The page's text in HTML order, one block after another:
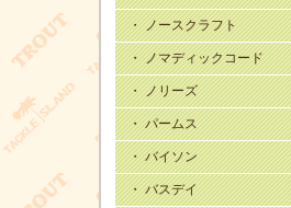
・ ノースクラフト
・ ノマディックコード
・ ノリーズ
・ パームス
・ バイソン
・ バスデイ